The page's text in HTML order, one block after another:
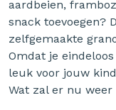
aardbeien,
snack toevoegen?
zelfgemaakte
Omdat je
leuk voor jouw
Wat zal er nu